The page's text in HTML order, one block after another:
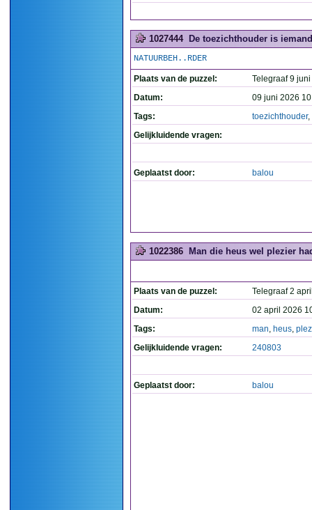
1027444 De toezichthouder is
NATUURBEH..RDER
Plaats van de puzzel:
Telegraaf 9 juni
Datum:
09 juni 2026
Tags:
toezichthouder,
Gelijkluidende vragen:
Geplaatst door: balou
1022386 Man die heus wel plezier
Plaats van de puzzel:
Telegraaf 2
Datum:
02 april 2026
Tags:
man, heus,
Gelijkluidende vragen:
240803
Geplaatst door: balou